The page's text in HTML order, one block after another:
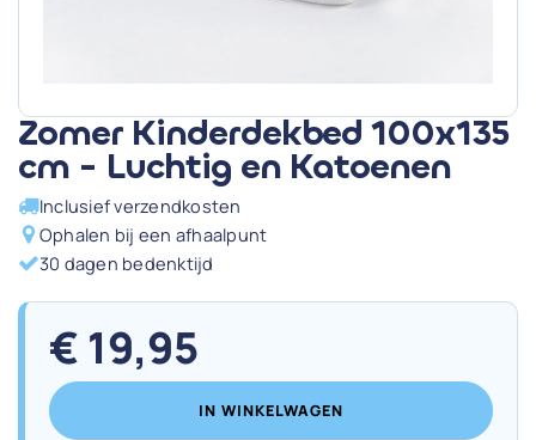
Zomer Kinderdekbed 100x135
cm - Luchtig en Katoenen
Inclusief verzendkosten
Ophalen bij een afhaalpunt
30 dagen bedenktijd
€ 19,95
IN WINKELWAGEN